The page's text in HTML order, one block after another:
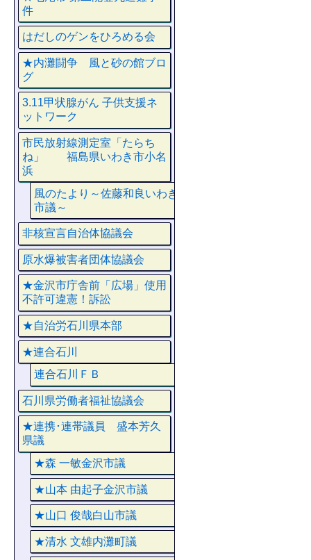
件
はだしのゲンをひろめる会
★内灘闘争 風と砂の館ブロ
グ
3.11甲状腺がん 子供支援ネ
ットワーク
市民放射線測定室「たらち
ね」 福島県いわき市小名
浜
風のたより～佐藤和良いわき
市議～
非核宣言自治体協議会
原水爆被害者団体協議会
★金沢市庁舎前「広場」使用
不許可違憲！訴訟
★自治労石川県本部
★連合石川
連合石川ＦＢ
石川県労働者福祉協議会
★連携･連帯議員 盛本芳久
県議
★森 一敏金沢市議
★山本 由起子金沢市議
★山口 俊哉白山市議
★清水 文雄内灘町議